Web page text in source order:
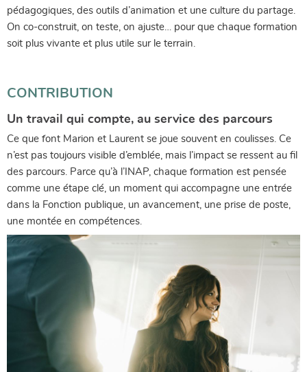
pédagogiques, des outils d’animation et une culture du partage.
On co-construit, on teste, on ajuste… pour que chaque formation
soit plus vivante et plus utile sur le terrain.
CONTRIBUTION
Un travail qui compte, au service des parcours
Ce que font Marion et Laurent se joue souvent en coulisses. Ce
n’est pas toujours visible d’emblée, mais l’impact se ressent au fil
des parcours. Parce qu’à l’INAP, chaque formation est pensée
comme une étape clé, un moment qui accompagne une entrée
dans la Fonction publique, un avancement, une prise de poste,
une montée en compétences.